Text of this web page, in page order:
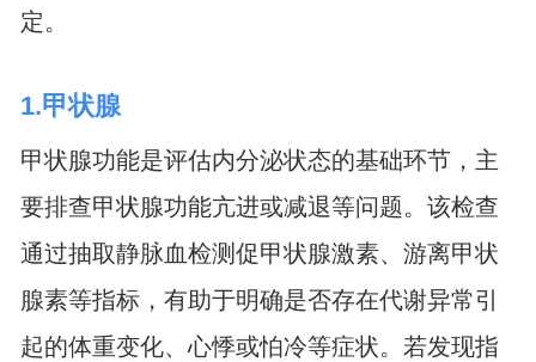
定。
1.甲状腺
甲状腺功能是评估内分泌状态的基础环节，主
要排查甲状腺功能亢进或减退等问题。该检查
通过抽取静脉血检测促甲状腺激素、游离甲状
腺素等指标，有助于明确是否存在代谢异常引
起的体重变化、心悸或怕冷等症状。若发现指